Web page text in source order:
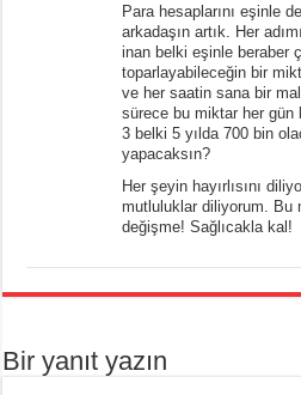
Para hesaplarını eşinle
arkadaşın artık. Her
inan belki eşinle beraber
toparlayabileceğin bir
ve her saatin sana bir
sürece bu miktar her gün
3 belki 5 yılda 700 bin
yapacaksın?
Her şeyin hayırlısını
mutluluklar diliyorum. Bu
değişme! Sağlıcakla kal!
Bir yanıt yazın